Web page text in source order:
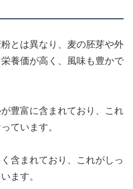
とは異なり、麦の胚芽や外
養価が高く、風味も豊かで
豊富に含まれており、これ
ています。
含まれており、これがしっ
ます。